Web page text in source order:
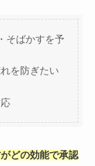
そばかすを予
を防ぎたい
どの効能で承認